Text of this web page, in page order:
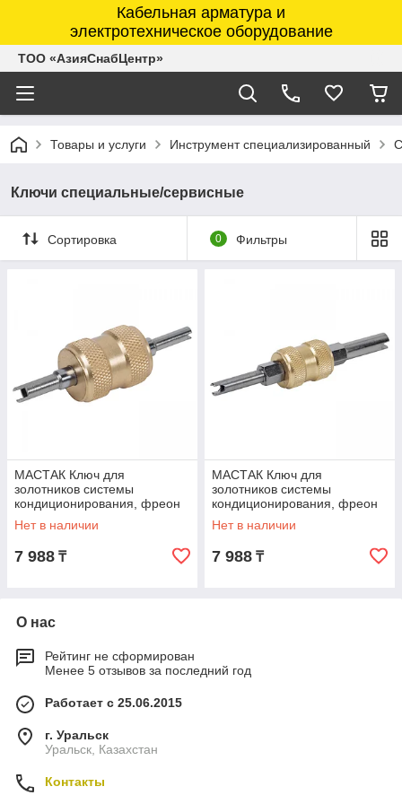
Кабельная арматура и
электротехническое оборудование
ТОО «АзияСнабЦентр»
Товары и услуги Инструмент специализированный
Ключи специальные/сервисные
Сортировка 0 Фильтры
МАСТАК Ключ для
золотников системы
кондиционирования, фреон
R12 МАСТАК 105-51002
Нет в наличии
7 988 ₸
МАСТАК Ключ для
золотников системы
кондиционирования, фреон
R134a МАСТАК 105-50001
Нет в наличии
7 988 ₸
О нас
Рейтинг не сформирован
Менее 5 отзывов за последний год
Работает с 25.06.2015
г. Уральск
Уральск, Казахстан
Контакты